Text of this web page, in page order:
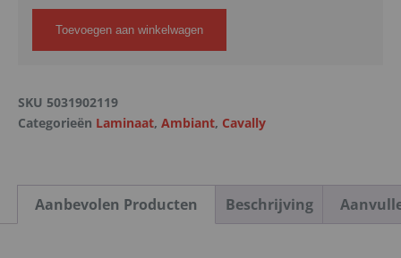
Toevoegen aan winkelwagen
SKU 5031902119
Categorieën Laminaat, Ambiant, Cavally
Aanbevolen Producten Beschrijving